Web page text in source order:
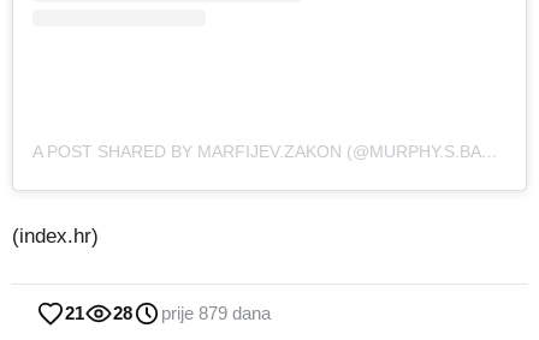
A POST SHARED BY MARFIJEV.ZAKON (@MURPHY.S.BACK.AGAIN)
(index.hr)
21 28 prije 879 dana